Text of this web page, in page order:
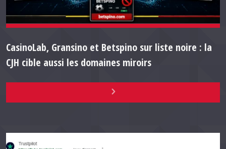
CasinoLab, Gransino et Betspino sur liste noire : la
CJH cible aussi les domaines miroirs